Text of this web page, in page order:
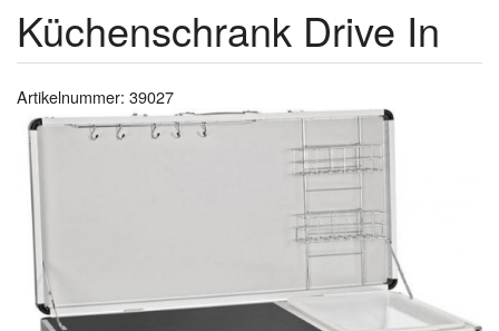
Küchenschrank Drive In
Artikelnummer: 39027